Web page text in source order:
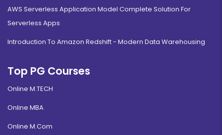
AWS Serverless Application Model Complete Solution For
Serverless Apps
Introduction To Amazon Redshift - Modern Data Warehousing
Top PG Courses
Online M.TECH
Online MBA
Online M.Com